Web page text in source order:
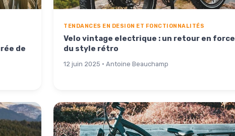
de
TENDANCES EN DESIGN ET FONCTIONNALITÉS
Velo vintage electrique : un retour en force
du style rétro
12 juin 2025 · Antoine Beauchamp